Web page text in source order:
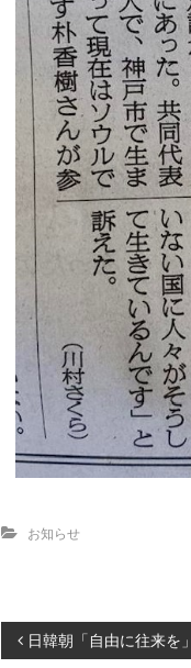
お知らせ
投日韓朝「自由に往来